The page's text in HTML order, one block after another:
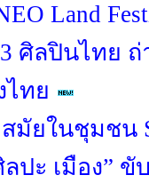
Land
ศิลปินไทย
ไทย
มัยในชุมชน
ปะ เมือง” ขั